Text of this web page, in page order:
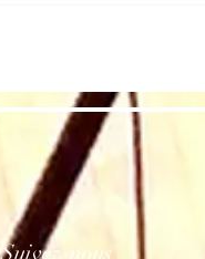
Suivez-nous